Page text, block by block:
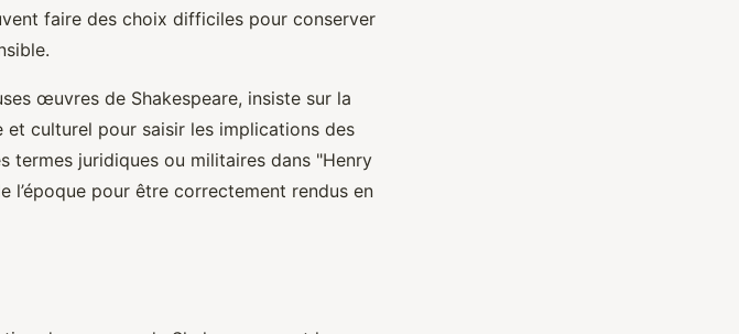
faire des choix difficiles pour conserver
œuvres de Shakespeare, insiste sur la
culturel pour saisir les implications des
termes juridiques ou militaires dans "Henry
l’époque pour être correctement rendus en